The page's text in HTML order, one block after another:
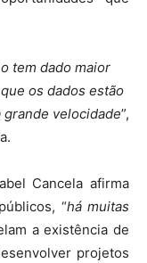
tem dado maior
os dados estão
grande velocidade”,
Cancela afirma
“há muitas
a existência de
projetos